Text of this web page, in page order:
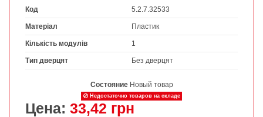
Код
5.2.7.32533
Матеріал Пластик
Кількість модулів 1
Тип дверцят Без дверцят
Состояние Новый товар
Недостаточно товаров на складе
Цена: 33,42 грн